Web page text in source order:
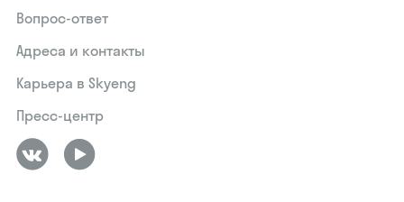
Вопрос-ответ
Адреса и контакты
Карьера в Skyeng
Пресс-центр